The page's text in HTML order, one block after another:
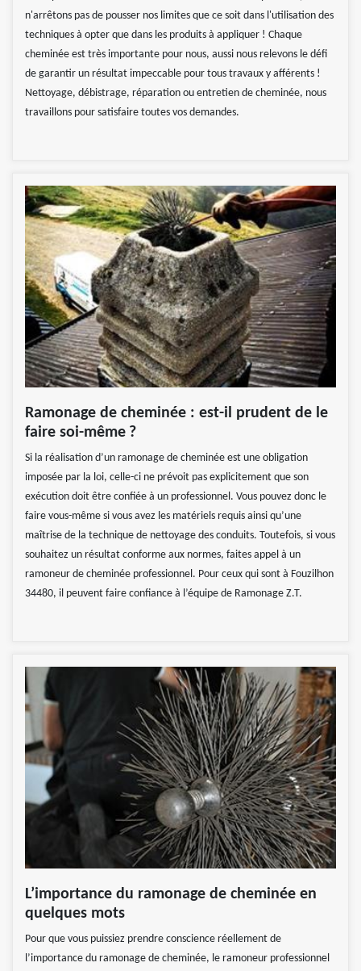
n'arrêtons pas de pousser nos limites que ce soit dans l'utilisation des
techniques à opter que dans les produits à appliquer ! Chaque
cheminée est très importante pour nous, aussi nous relevons le défi
de garantir un résultat impeccable pour tous travaux y afférents !
Nettoyage, débistrage, réparation ou entretien de cheminée, nous
travaillons pour satisfaire toutes vos demandes.
Ramonage de cheminée : est-il prudent de le
faire soi-même ?
Si la réalisation d’un ramonage de cheminée est une obligation
imposée par la loi, celle-ci ne prévoit pas explicitement que son
exécution doit être confiée à un professionnel. Vous pouvez donc le
faire vous-même si vous avez les matériels requis ainsi qu’une
maîtrise de la technique de nettoyage des conduits. Toutefois, si vous
souhaitez un résultat conforme aux normes, faites appel à un
ramoneur de cheminée professionnel. Pour ceux qui sont à Fouzilhon
34480, il peuvent faire confiance à l’équipe de Ramonage Z.T.
L’importance du ramonage de cheminée en
quelques mots
Pour que vous puissiez prendre conscience réellement de
l’importance du ramonage de cheminée, le ramoneur professionnel